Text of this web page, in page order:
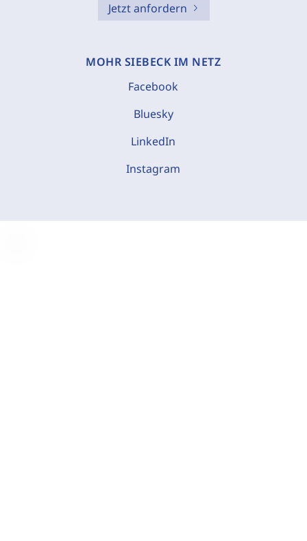
Jetzt anfordern
MOHR SIEBECK IM NETZ
Facebook
Bluesky
LinkedIn
Instagram